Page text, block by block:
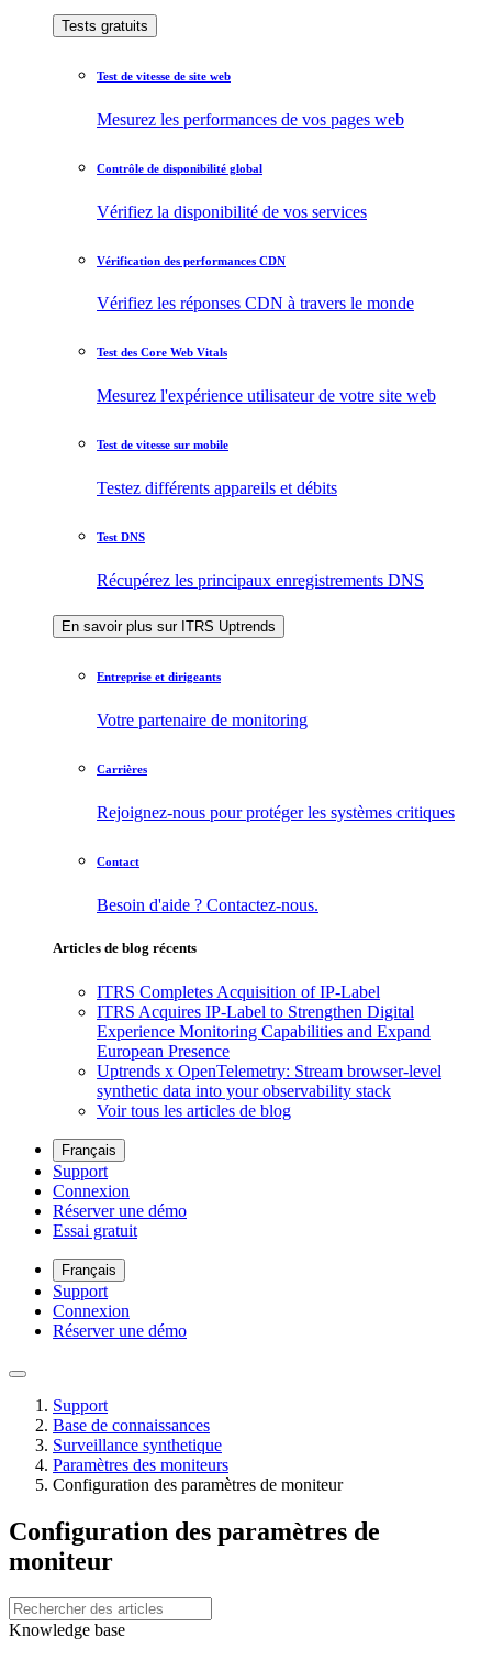
Tests gratuits
Test de vitesse de site web
Mesurez les performances de vos pages web
Contrôle de disponibilité global
Vérifiez la disponibilité de vos services
Vérification des performances CDN
Vérifiez les réponses CDN à travers le monde
Test des Core Web Vitals
Mesurez l'expérience utilisateur de votre site web
Test de vitesse sur mobile
Testez différents appareils et débits
Test DNS
Récupérez les principaux enregistrements DNS
En savoir plus sur ITRS Uptrends
Entreprise et dirigeants
Votre partenaire de monitoring
Carrières
Rejoignez-nous pour protéger les systèmes critiques
Contact
Besoin d'aide ? Contactez-nous.
Articles de blog récents
ITRS Completes Acquisition of IP-Label
ITRS Acquires IP-Label to Strengthen Digital
Experience Monitoring Capabilities and Expand
European Presence
Uptrends x OpenTelemetry: Stream browser-level
synthetic data into your observability stack
Voir tous les articles de blog
Français
Support
Connexion
Réserver une démo
Essai gratuit
Français
Support
Connexion
Réserver une démo
Support
Base de connaissances
Surveillance synthetique
Paramètres des moniteurs
Configuration des paramètres de moniteur
Configuration des paramètres de
moniteur
Knowledge base